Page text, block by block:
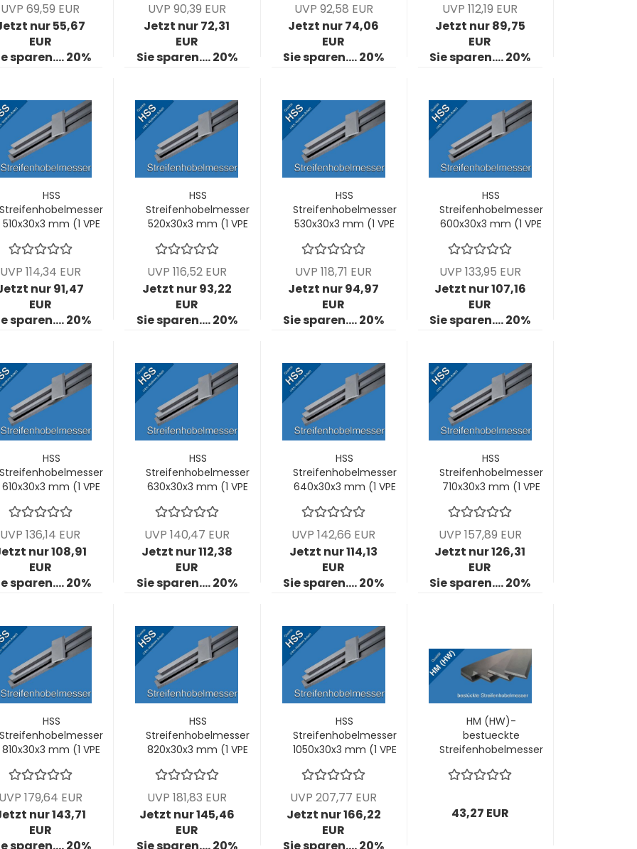
UVP 69,59 EUR
nur 55,67
EUR
sparen.... 20%
UVP 90,39 EUR
Jetzt nur 72,31
EUR
Sie sparen.... 20%
UVP 92,58 EUR
Jetzt nur 74,06
EUR
Sie sparen.... 20%
UVP 112,19 EUR
Jetzt nur 89,75
EUR
Sie sparen.... 20%
HSS
Streifenhobelmesser
510x30x3 mm (1 VPE
UVP 114,34 EUR
nur 91,47
EUR
sparen.... 20%
HSS
Streifenhobelmesser
520x30x3 mm (1 VPE
UVP 116,52 EUR
Jetzt nur 93,22
EUR
Sie sparen.... 20%
HSS
Streifenhobelmesser
530x30x3 mm (1 VPE
UVP 118,71 EUR
Jetzt nur 94,97
EUR
Sie sparen.... 20%
HSS
Streifenhobelmesser
600x30x3 mm (1 VPE
UVP 133,95 EUR
Jetzt nur 107,16
EUR
Sie sparen.... 20%
HSS
Streifenhobelmesser
610x30x3 mm (1 VPE
UVP 136,14 EUR
nur 108,91
EUR
sparen.... 20%
HSS
Streifenhobelmesser
630x30x3 mm (1 VPE
UVP 140,47 EUR
Jetzt nur 112,38
EUR
Sie sparen.... 20%
HSS
Streifenhobelmesser
640x30x3 mm (1 VPE
UVP 142,66 EUR
Jetzt nur 114,13
EUR
Sie sparen.... 20%
HSS
Streifenhobelmesser
710x30x3 mm (1 VPE
UVP 157,89 EUR
Jetzt nur 126,31
EUR
Sie sparen.... 20%
HSS
Streifenhobelmesser
810x30x3 mm (1 VPE
179,64 EUR
nur 143,71
EUR
HSS
Streifenhobelmesser
820x30x3 mm (1 VPE
UVP 181,83 EUR
Jetzt nur 145,46
EUR
HSS
Streifenhobelmesser
1050x30x3 mm (1 VPE
UVP 207,77 EUR
Jetzt nur 166,22
EUR
HM (HW)-
bestueckte
Streifenhobelmesser
= 2 Stck)
43,27 EUR